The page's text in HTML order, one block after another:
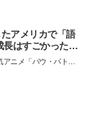
アメリカで「語
長はすごかった」
トロール ザ・ダ
ニメ「パウ・パトロ